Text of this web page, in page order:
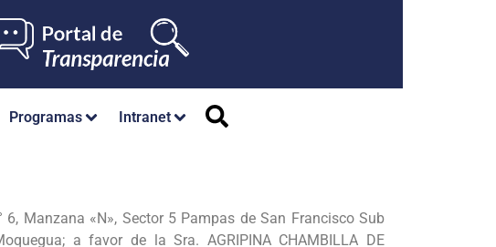
Programas Intranet
6, Manzana «N», Sector 5 Pampas de San Francisco Sub
a favor de la Sra. AGRIPINA CHAMBILLA DE